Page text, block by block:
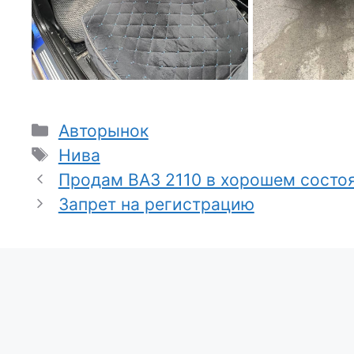
Рубрики
Авторынок
Метки
Нива
Продам ВАЗ 2110 в хорошем
Запрет на регистрацию